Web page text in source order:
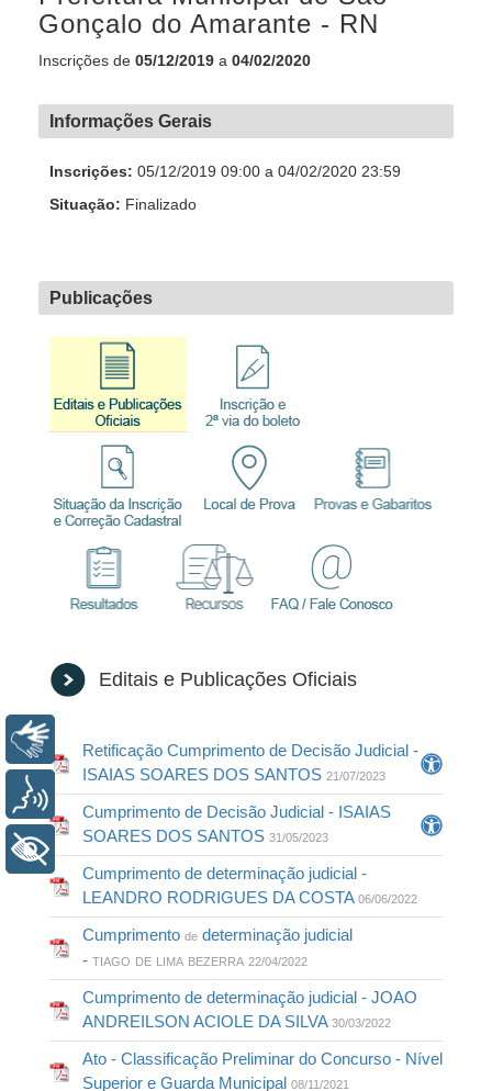
Gonçalo do Amarante - RN
Inscrições de 05/12/2019 a 04/02/2020
Informações Gerais
Inscrições: 05/12/2019 09:00 a 04/02/2020 23:59
Situação: Finalizado
Publicações
Editais e Publicações Oficiais
Retificação Cumprimento de Decisão Judicial -
ISAIAS SOARES DOS SANTOS 21/07/2023
Cumprimento de Decisão Judicial - ISAIAS
SOARES DOS SANTOS 31/05/2023
Cumprimento de determinação judicial -
LEANDRO RODRIGUES DA COSTA 06/06/2022
Cumprimento de determinação judicial
- TIAGO DE LIMA BEZERRA 22/04/2022
Cumprimento de determinação judicial - JOAO
ANDREILSON ACIOLE DA SILVA 30/03/2022
Ato - Classificação Preliminar do Concurso - Nível
Superior e Guarda Municipal 08/11/2021
Voz